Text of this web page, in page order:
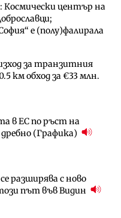
Космически център на
e (полу)фалирала
за транзитния
км обход за €33 млн.
в ЕС по ръст на
(Графика)
разширява с ново
път във Видин
избра изпълнител за
трамвайното
над 150 устройства с
август
работи само още
ако сушата продължи
е намалял, че големи
да се откажат
над 150 устройства с
август
на цените
избра изпълнител за
трамвайното
в България от 1